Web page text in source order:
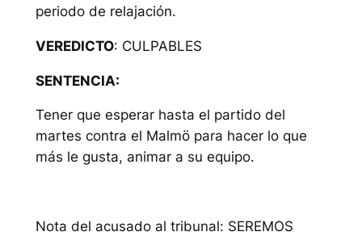
periodo de relajación.
VEREDICTO: CULPABLES
SENTENCIA:
Tener que esperar hasta el partido del
martes contra el Malmö para hacer lo que
más le gusta, animar a su equipo.
Nota del acusado al tribunal: SEREMOS